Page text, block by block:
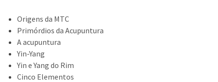
Origens da MTC
Primórdios da Acupuntura
A acupuntura
Yin-Yang
Yin e Yang do Rim
Cinco Elementos